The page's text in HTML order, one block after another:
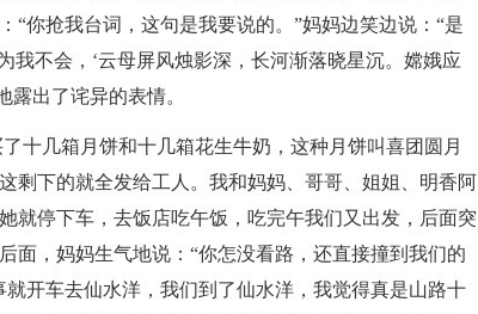
“你抢我台词，这句是我要说的。”妈妈边笑边说：“是
我不会，‘云母屏风烛影深，长河渐落晓星沉。嫦娥应
露出了诧异的表情。
了十几箱月饼和十几箱花生牛奶，这种月饼叫喜团圆月
剩下的就全发给工人。我和妈妈、哥哥、姐姐、明香阿
就停下车，去饭店吃午饭，吃完午我们又出发，后面突
面，妈妈生气地说：“你怎没看路，还直接撞到我们的
开车去仙水洋，我们到了仙水洋，我觉得真是山路十